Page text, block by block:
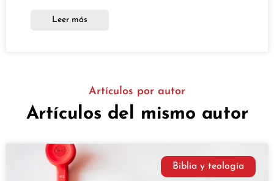
Leer más
Artículos por autor
Artículos del mismo autor
Biblia y teología